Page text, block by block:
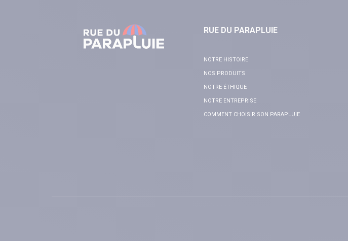
RUE DU PARAPLUIE
NOTRE HISTOIRE
NOS PRODUITS
NOTRE ÉTHIQUE
NOTRE ENTREPRISE
COMMENT CHOISIR SON PARAPLUIE